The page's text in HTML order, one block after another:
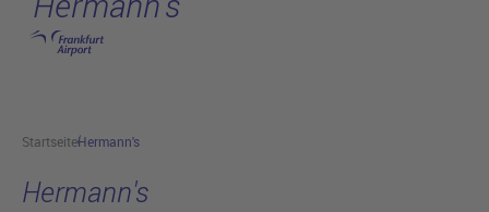
Hauptinhalt anspringen
StartseiteHermann's
Hermann's